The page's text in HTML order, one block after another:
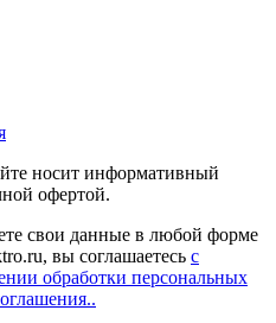
носит информативный
офертой.
свои данные в любой форме
вы соглашаетесь с
обработки персональных